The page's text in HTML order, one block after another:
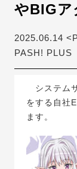
やBIGア
2025.06.14
PASH! PLUS
システム
をする自社
ます。